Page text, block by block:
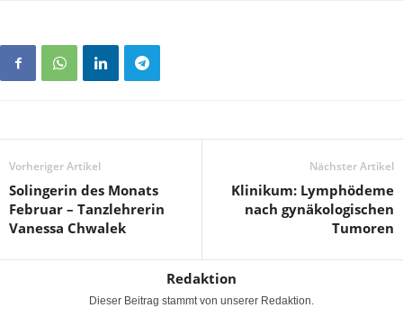
Vorheriger Artikel
Solingerin des Monats
Februar – Tanzlehrerin
Vanessa Chwalek
Nächster Artikel
Klinikum: Lymphödeme
nach gynäkologischen
Tumoren
Redaktion
Dieser Beitrag stammt von unserer Redaktion.